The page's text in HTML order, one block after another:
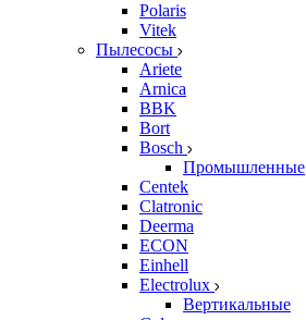
Polaris
Vitek
Пылесосы
Ariete
Arnica
BBK
Bort
Bosch
Промышленные
Centek
Clatronic
Deerma
ECON
Einhell
Electrolux
Вертикальные